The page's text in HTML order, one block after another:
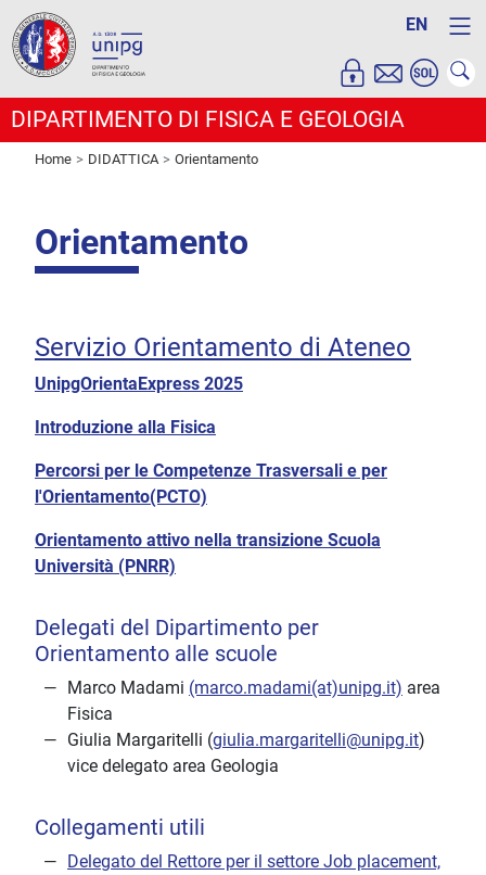
EN
DIPARTIMENTO DI FISICA E GEOLOGIA
Home DIDATTICA Orientamento
Orientamento
Servizio Orientamento di Ateneo
UnipgOrientaExpress 2025
Introduzione alla Fisica
Percorsi per le Competenze Trasversali e per
l'Orientamento(PCTO)
Orientamento attivo nella transizione Scuola
Università (PNRR)
Delegati del Dipartimento per
Orientamento alle scuole
Marco Madami (marco.madami(at)unipg.it) area
Fisica
Giulia Margaritelli (giulia.margaritelli@unipg.it)
vice delegato area Geologia
Collegamenti utili
Delegato del Rettore per il settore Job placement,